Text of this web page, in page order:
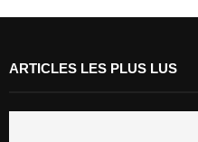
ARTICLES LES PLUS LUS